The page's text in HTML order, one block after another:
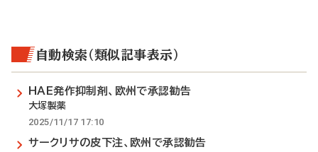
自動検索（類似記事表示）
HAE発作抑制剤、欧州で承認勧告
大塚製薬
2025/11/17 17:10
サークリサの皮下注、欧州で承認勧告